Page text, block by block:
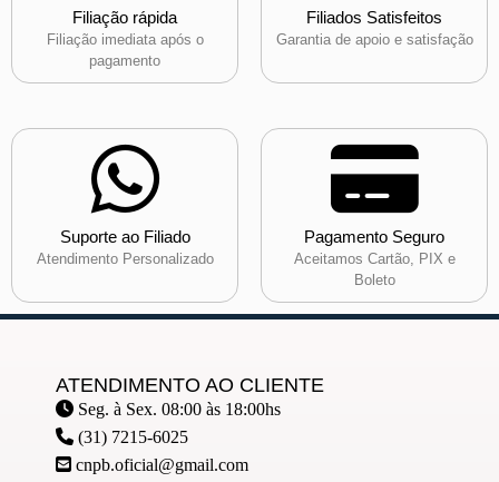
Filiação rápida
Filiação imediata após o
pagamento
Filiados Satisfeitos
Garantia de apoio e satisfação
Suporte ao Filiado
Atendimento Personalizado
Pagamento Seguro
Aceitamos Cartão, PIX e
Boleto
ATENDIMENTO AO CLIENTE
Seg. à Sex. 08:00 às 18:00hs
(31) 7215-6025
cnpb.oficial@gmail.com